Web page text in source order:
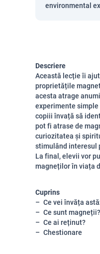
environmental
Descriere
Această lecție îi
proprietățile
acesta atrage
experimente
copiii învață să
pot fi atrase de
curiozitatea și
stimulând interesul
La final, elevii vor
magneților în viața
Cuprins
Ce vei învăța
Ce sunt magneții?
Ce ai reținut?
Chestionare